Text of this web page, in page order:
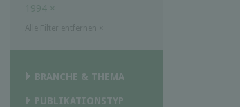
1994 ×
BRANCHE & THEMA
PUBLIKATIONSTYP